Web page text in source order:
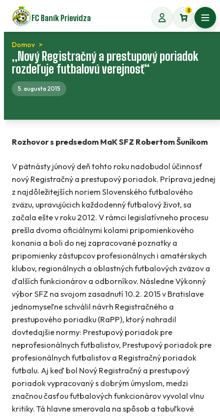
Preskočiť
na
obsah
FC Baník Prievidza
0
Domov
„Nový Registračný a prestupový poriadok
rozdeľuje futbalovú verejnosť“
5. augusta 2015
Rozhovor s predsedom MaK SFZ Robertom Šuníkom
V pätnásty júnový deň tohto roku nadobudol účinnosť
nový Registračný a prestupový poriadok. Príprava jednej
z najdôležitejších noriem Slovenského futbalového
zväzu, upravujúcich každodenný futbalový život, sa
začala ešte v roku 2012. V rámci legislatívneho procesu
prešla dvoma oficiálnymi kolami pripomienkového
konania a boli do nej zapracované poznatky a
pripomienky zástupcov profesionálnych i amatérskych
klubov, regionálnych a oblastných futbalových zväzov a
ďalších funkcionárov a odborníkov. Následne Výkonný
výbor SFZ na svojom zasadnutí 10.2. 2015 v Bratislave
jednomyseľne schválil návrh Registračného a
prestupového poriadku (RaPP), ktorý nahradil
dovtedajšie normy: Prestupový poriadok pre
neprofesionálnych futbalistov, Prestupový poriadok pre
profesionálnych futbalistov a Registračný poriadok
futbalu. Aj keď bol Nový Registračný a prestupový
poriadok vypracovaný s dobrým úmyslom, medzi
značnou časťou futbalových funkcionárov vyvolal vlnu
kritiky. Tá hlavne smerovala na spôsob a tabuľkové